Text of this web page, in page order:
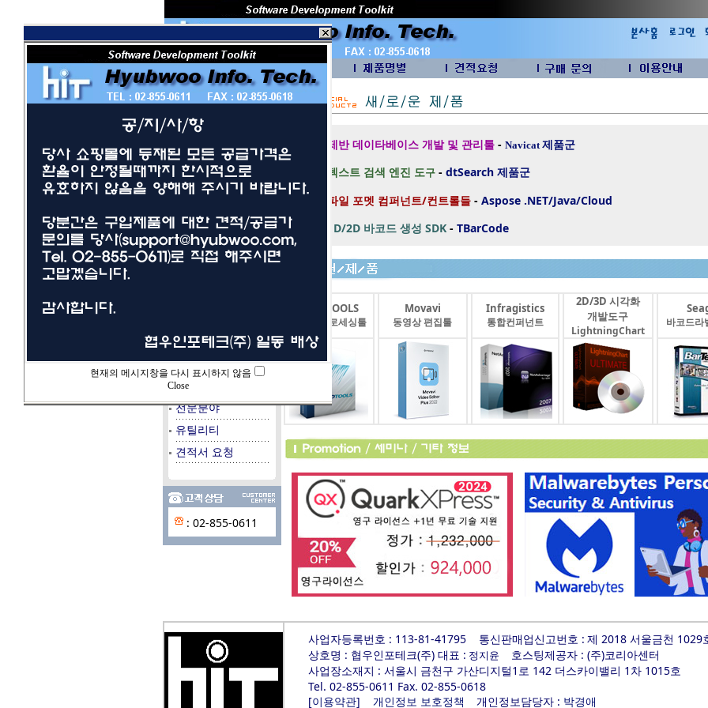
회 원 I D
멀티미디어
데이타베이스
시스템/서버
전문분야
유틸리티
견적서 요청
: 02-855-0611
제반 데이타베이스 개발 및 관리툴- Navicat제품군
텍스트 검색 엔진 도구- dtSearch 제품군
파일 포멧 컴퍼넌트/컨트롤들 - Aspose .NET/Java/Cloud
1D/2D 바코드 생성 SDK - TBarCode
LEADTOOLS
이미지프로세싱툴
Movavi
동영상 편집툴
Infragistics
통합컨퍼넌트
2D/3D 시각화
개발도구
LightningChart
바코드라
사업자등록번호 : 113-81-41795 통신판매업신고번호 : 제 2018 서울금천 1029
상호명 : 협우인포테크(주) 대표 : 정지윤
호스팅제공자 : (주)코리아센터
사업장소재지 : 서울시 금천구 가산디지털1로 142 더스카이밸리 1차 1015호
Tel. 02-855-0611 Fax. 02-855-0618
[이용약관] 개인정보 보호정책 개인정보담당자 : 박경애
현재의 메시지창을 다시 표시하지 않음
Close